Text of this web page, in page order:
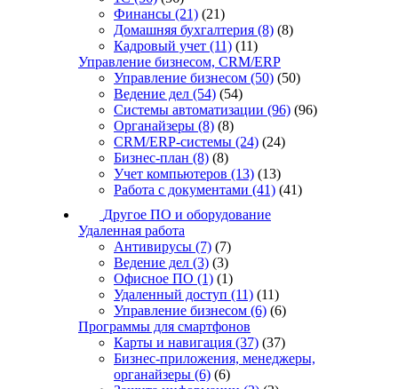
Финансы (21) (21)
Домашняя бухгалтерия (8) (8)
Кадровый учет (11) (11)
Управление бизнесом, CRM/ERP
Управление бизнесом (50) (50)
Ведение дел (54) (54)
Системы автоматизации (96) (96)
Органайзеры (8) (8)
CRM/ERP-системы (24) (24)
Бизнес-план (8) (8)
Учет компьютеров (13) (13)
Работа с документами (41) (41)
Другое ПО и оборудование
Удаленная работа
Антивирусы (7) (7)
Ведение дел (3) (3)
Офисное ПО (1) (1)
Удаленный доступ (11) (11)
Управление бизнесом (6) (6)
Программы для смартфонов
Карты и навигация (37) (37)
Бизнес-приложения, менеджеры,
органайзеры (6) (6)